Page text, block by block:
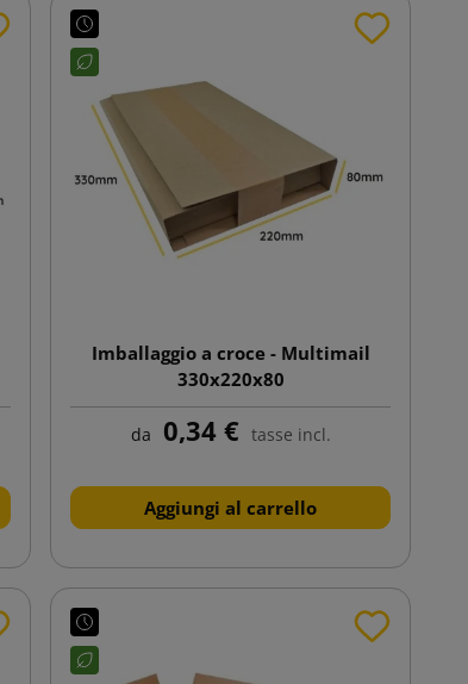
Imballaggio a croce - Multimail
330x220x80
da 0,34 € tasse incl.
Aggiungi al carrello